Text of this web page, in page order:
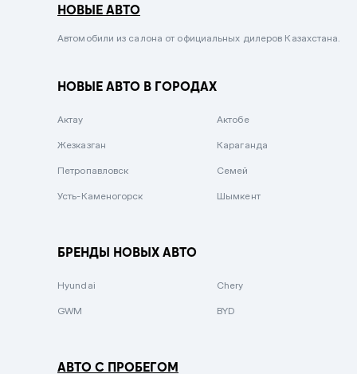
Сиреневый металлик
Вишневый
Зеленый металлик
НОВЫЕ АВТО
Автомобили из салона от официальных дилеров Казахстана.
НОВЫЕ АВТО В ГОРОДАХ
Актау Актобе
Жезказган Караганда
Петропавловск Семей
Усть-Каменогорск Шымкент
БРЕНДЫ НОВЫХ АВТО
Hyundai Chery
GWM BYD
АВТО С ПРОБЕГОМ